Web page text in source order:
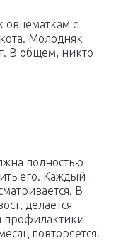
овцематкам с
Молодняк
В общем, никто
полностью
его. Каждый
В
делается
профилактики
повторяется.